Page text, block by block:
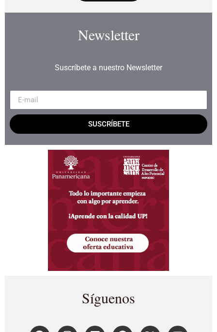
Newsletter
Suscríbete a nuestro Newsletter
SUSCRÍBETE
Síguenos